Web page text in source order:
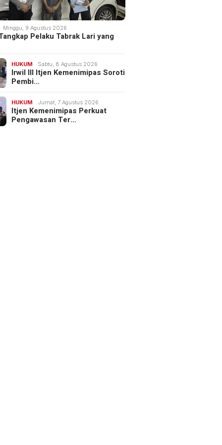
Minggu, 9 Agustus 2026
Pelaku Tabrak Lari yang
HUKUM Sabtu, 8 Agustus 2026
Irwil III Itjen Kemenimipas Soroti
Pembi…
HUKUM Jumat, 7 Agustus 2026
Itjen Kemenimipas Perkuat
Pengawasan Ter…